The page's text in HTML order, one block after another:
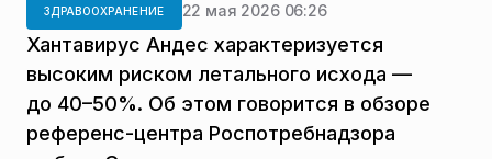
ЗДРАВООХРАНЕНИЕ 22 мая 2026 06:26
Хантавирус Андес характеризуется
высоким риском летального исхода —
до 40–50%. Об этом говорится в обзоре
референс-центра Роспотребнадзора